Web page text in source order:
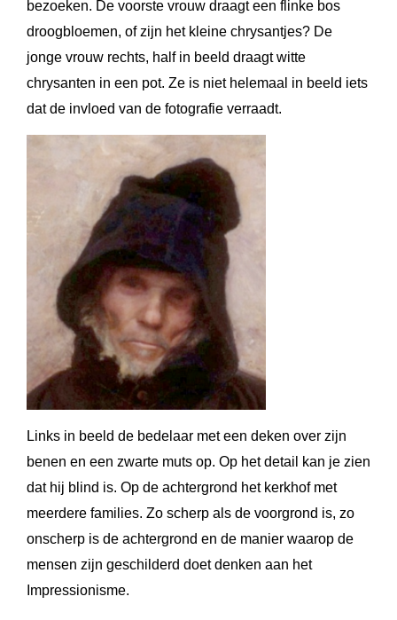
bezoeken. De voorste vrouw draagt een flinke bos
droogbloemen, of zijn het kleine chrysantjes? De
jonge vrouw rechts, half in beeld draagt witte
chrysanten in een pot. Ze is niet helemaal in beeld iets
dat de invloed van de fotografie verraadt.
Links in beeld de bedelaar met een deken over zijn
benen en een zwarte muts op. Op het detail kan je zien
dat hij blind is. Op de achtergrond het kerkhof met
meerdere families. Zo scherp als de voorgrond is, zo
onscherp is de achtergrond en de manier waarop de
mensen zijn geschilderd doet denken aan het
Impressionisme.